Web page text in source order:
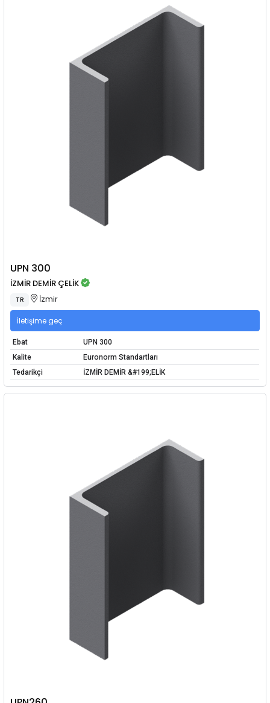
UPN 300
İZMİR DEMİR ÇELİK
TR İzmir
İletişime geç
Ebat
UPN 300
Kalite
Euronorm Standartları
Tedarikçi
İZMİR DEMİR &#199;ELİK